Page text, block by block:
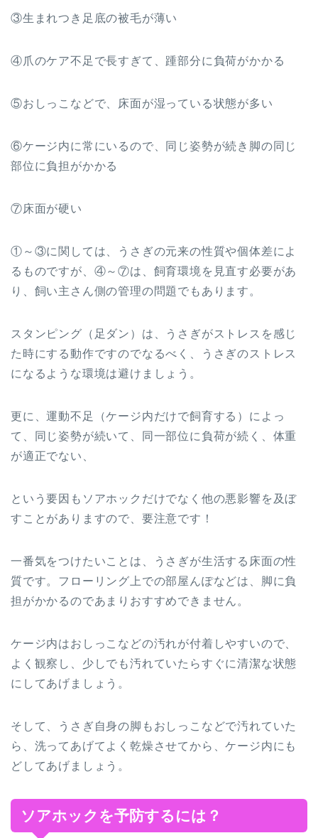
③生まれつき足底の被毛が薄い
④爪のケア不足で長すぎて、踵部分に負荷がかかる
⑤おしっこなどで、床面が湿っている状態が多い
⑥ケージ内に常にいるので、同じ姿勢が続き脚の同じ
部位に負担がかかる
⑦床面が硬い
①～③に関しては、うさぎの元来の性質や個体差によ
るものですが、④～⑦は、飼育環境を見直す必要があ
り、飼い主さん側の管理の問題でもあります。
スタンピング（足ダン）は、うさぎがストレスを感じ
た時にする動作ですのでなるべく、うさぎのストレス
になるような環境は避けましょう。
更に、運動不足（ケージ内だけで飼育する）によっ
て、同じ姿勢が続いて、同一部位に負荷が続く、体重
が適正でない、
という要因もソアホックだけでなく他の悪影響を及ぼ
すことがありますので、要注意です！
一番気をつけたいことは、うさぎが生活する床面の性
質です。フローリング上での部屋んぽなどは、脚に負
担がかかるのであまりおすすめできません。
ケージ内はおしっこなどの汚れが付着しやすいので、
よく観察し、少しでも汚れていたらすぐに清潔な状態
にしてあげましょう。
そして、うさぎ自身の脚もおしっこなどで汚れていた
ら、洗ってあげてよく乾燥させてから、ケージ内にも
どしてあげましょう。
ソアホックを予防するには？